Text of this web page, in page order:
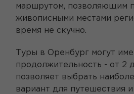
маршрутом, позволяющим
живописными местами
время не скучно.
Туры в Оренбург могут
продолжительность - от 2
позволяет выбрать
вариант для путешествия